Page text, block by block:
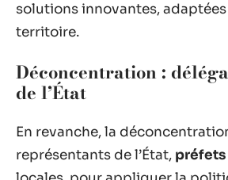
solutions innovantes,
territoire.
Déconcentration :
de l’État
En revanche, la
représentants de l’État, préfets